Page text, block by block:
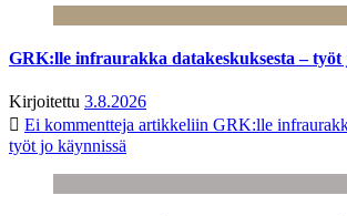
GRK:lle infraurakka datakeskuksesta – työt
Kirjoitettu 3.8.2026
Ei kommentteja artikkeliin GRK:lle
työt jo käynnissä